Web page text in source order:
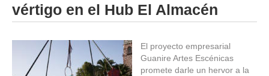
vértigo en el Hub El Almacén
El proyecto empresarial
Guanire Artes Escénicas
promete darle un hervor a la